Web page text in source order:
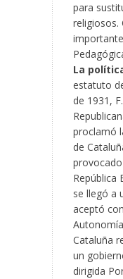
para
religiosos.
La
estatuto
de 1931,
proclamó
de
República
se llegó a
aceptó
Cataluña
un
dirigida